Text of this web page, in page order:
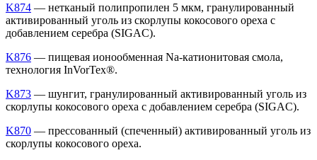
K874 — нетканый полипропилен 5 мкм, гранулированный
активированный уголь из скорлупы кокосового ореха с
добавлением серебра (SIGAC).
K876 — пищевая ионообменная Na-катионитовая смола,
технология InVorTex®.
K873 — шунгит, гранулированный активированный уголь из
скорлупы кокосового ореха с добавлением серебра (SIGAC).
K870 — прессованный (спеченный) активированный уголь из
скорлупы кокосового ореха.